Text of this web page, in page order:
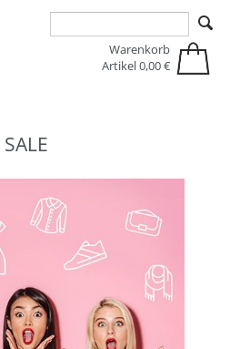
Zum Hauptinhalt springen
Warenkorb
Artikel0,00 €
SALE